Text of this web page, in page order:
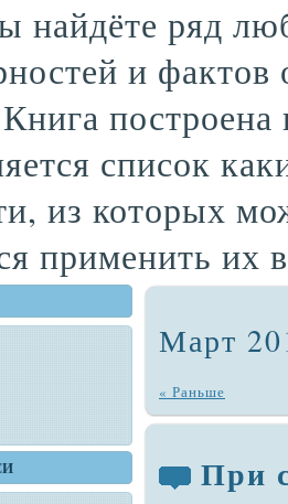
найдёте ряд
и
список
из которых
применить их
Март
« Раньше
При